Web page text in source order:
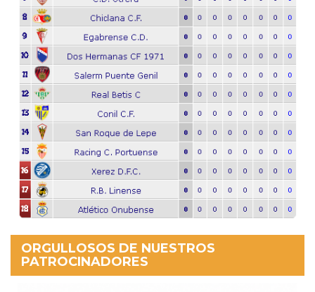
ORGULLOSOS DE NUESTROS
PATROCINADORES